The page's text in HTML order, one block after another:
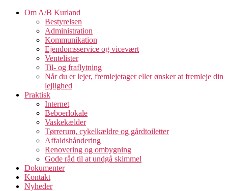
Om A/B Kurland
Bestyrelsen
Administration
Kommunikation
Ejendomsservice og vicevært
Ventelister
Til- og fraflytning
Når du er lejer, fremlejetager eller ønsker at fremleje din
lejlighed
Praktisk
Internet
Beboerlokale
Vaskekælder
Tørrerum, cykelkældre og gårdtoiletter
Affaldshåndering
Renovering og ombygning
Gode råd til at undgå skimmel
Dokumenter
Kontakt
Nyheder